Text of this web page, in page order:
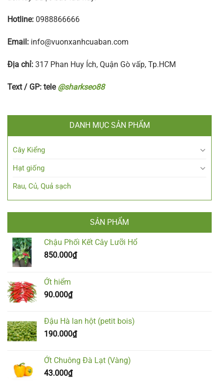
Hotline: 0988866666
Email: info@vuonxanhcuaban.com
Địa chỉ: 317 Phan Huy Ích, Quận Gò vấp, Tp.HCM
Text / GP: tele @sharkseo88
DANH MỤC SẢN PHẨM
Cây Kiểng
Hạt giống
Rau, Củ, Quả sạch
SẢN PHẨM
Chậu Phối Kết Cây Lưỡi Hổ
850.000₫
Ớt hiểm
90.000₫
Đậu Hà lan hột (petit bois)
190.000₫
Ớt Chuông Đà Lạt (Vàng)
43.000₫